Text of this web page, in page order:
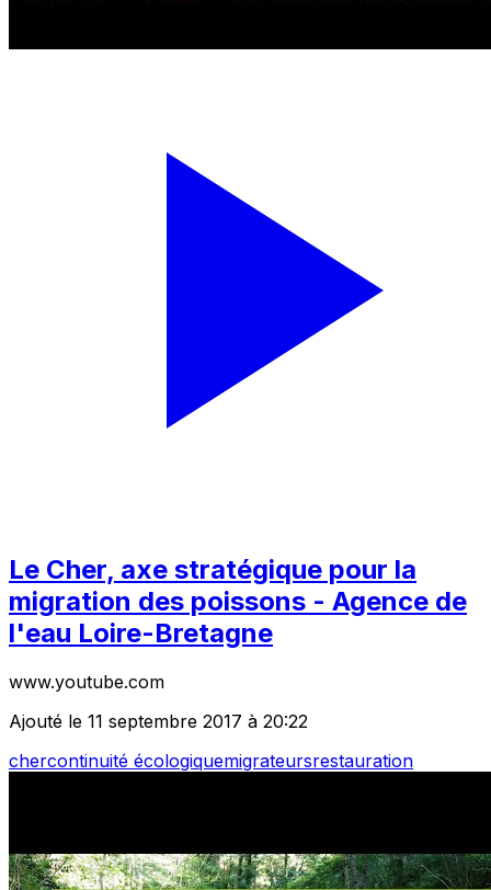
Le Cher, axe stratégique pour la
migration des poissons - Agence de
l'eau Loire-Bretagne
www.youtube.com
Ajouté le 11 septembre 2017 à 20:22
chercontinuité écologiquemigrateursrestauration